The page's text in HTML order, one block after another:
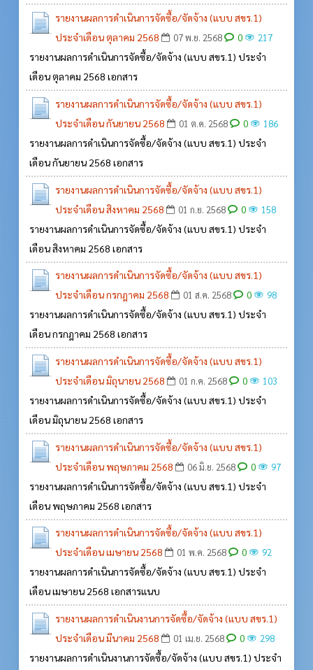
รายงานผลการดำเนินการจัดซื้อ/จัดจ้าง (แบบ สขร.1)
ประจำเดือน ตุลาคม 2568
07 พ.ย. 2568 0 217
รายงานผลการดำเนินการจัดซื้อ/จัดจ้าง (แบบ สขร.1) ประจำ
เดือน ตุลาคม 2568 เอกสาร
รายงานผลการดำเนินการจัดซื้อ/จัดจ้าง (แบบ สขร.1)
ประจำเดือน กันยายน 2568
01 ต.ค. 2568 0 186
รายงานผลการดำเนินการจัดซื้อ/จัดจ้าง (แบบ สขร.1) ประจำ
เดือน กันยายน 2568 เอกสาร
รายงานผลการดำเนินการจัดซื้อ/จัดจ้าง (แบบ สขร.1)
ประจำเดือน สิงหาคม 2568
01 ก.ย. 2568 0 158
รายงานผลการดำเนินการจัดซื้อ/จัดจ้าง (แบบ สขร.1) ประจำ
เดือน สิงหาคม 2568 เอกสาร
รายงานผลการดำเนินการจัดซื้อ/จัดจ้าง (แบบ สขร.1)
ประจำเดือน กรกฎาคม 2568
01 ส.ค. 2568 0 98
รายงานผลการดำเนินการจัดซื้อ/จัดจ้าง (แบบ สขร.1) ประจำ
เดือน กรกฎาคม 2568 เอกสาร
รายงานผลการดำเนินการจัดซื้อ/จัดจ้าง (แบบ สขร.1)
ประจำเดือน มิถุนายน 2568
01 ก.ค. 2568 0 103
รายงานผลการดำเนินการจัดซื้อ/จัดจ้าง (แบบ สขร.1) ประจำ
เดือน มิถุนายน 2568 เอกสาร
รายงานผลการดำเนินการจัดซื้อ/จัดจ้าง (แบบ สขร.1)
ประจำเดือน พฤษภาคม 2568
06 มิ.ย. 2568 0 97
รายงานผลการดำเนินการจัดซื้อ/จัดจ้าง (แบบ สขร.1) ประจำ
เดือน พฤษภาคม 2568 เอกสาร
รายงานผลการดำเนินการจัดซื้อ/จัดจ้าง (แบบ สขร.1)
ประจำเดือน เมษายน 2568
01 พ.ค. 2568 0 92
รายงานผลการดำเนินการจัดซื้อ/จัดจ้าง (แบบ สขร.1) ประจำ
เดือน เมษายน 2568 เอกสารแนบ
รายงานผลการดำเนินงานการจัดซื้อ/จัดจ้าง (แบบ สขร.1)
ประจำเดือน มีนาคม 2568
01 เม.ย. 2568 0 298
รายงานผลการดำเนินงานการจัดซื้อ/จัดจ้าง (แบบ สขร.1) ประจำ